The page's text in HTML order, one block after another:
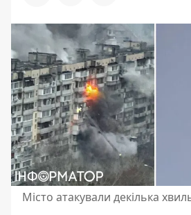
Місто атакували декілька